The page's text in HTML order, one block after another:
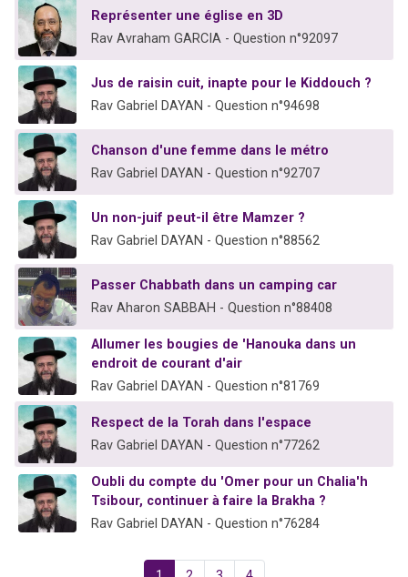
Représenter une église en 3D
Rav Avraham GARCIA - Question n°92097
Jus de raisin cuit, inapte pour le Kiddouch ?
Rav Gabriel DAYAN - Question n°94698
Chanson d'une femme dans le métro
Rav Gabriel DAYAN - Question n°92707
Un non-juif peut-il être Mamzer ?
Rav Gabriel DAYAN - Question n°88562
Passer Chabbath dans un camping car
Rav Aharon SABBAH - Question n°88408
Allumer les bougies de 'Hanouka dans un
endroit de courant d'air
Rav Gabriel DAYAN - Question n°81769
Respect de la Torah dans l'espace
Rav Gabriel DAYAN - Question n°77262
Oubli du compte du 'Omer pour un Chalia'h
Tsibour, continuer à faire la Brakha ?
Rav Gabriel DAYAN - Question n°76284